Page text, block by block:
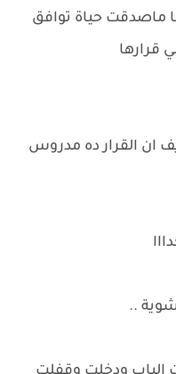
ماصدقت حياة توافق
قرارها
القرار ده مدروس
..